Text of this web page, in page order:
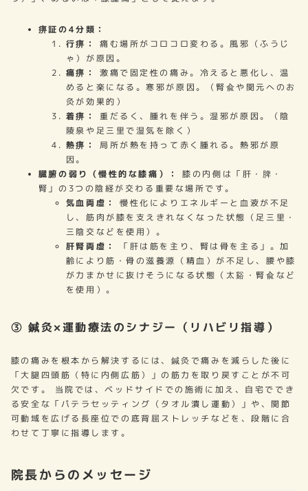
痹証の4分類：
行痹：
痛む場所がコロコロ変わる。風邪（ふうじ
ゃ）が原因。
痛痹：
激痛で固定性の痛み。冷えると悪化し、温
めると楽になる。寒邪が原因。（腎兪や関元へのお
灸が効果的）
着痹：
重だるく、腫れを伴う。湿邪が原因。（陰
陵泉や足三里で湿気を除く）
熱痹：
局所が熱を持って赤く腫れる。熱邪が原
因。
臓腑の弱り（慢性的な膝痛）：
膝の内側は「肝・脾・
腎」の3つの陰経が交わる重要な場所です。
気血両虚：
慢性化によりエネルギーと血液が不足
し、筋肉が膝を支えきれなくなった状態（足三里・
三陰交などを使用）。
肝腎両虚：
「肝は筋を主り、腎は骨を主る」。加
齢により筋・骨の滋養源（精血）が不足し、腰や膝
が力まかせに抜けそうになる状態（太谿・腎兪など
を使用）。
③ 鍼灸×運動療法のシナジー（リハビリ指導）
膝の痛みを根本から解決するには、鍼灸で痛みを減らした後に
「大腿四頭筋（特に内側広筋）」の筋力を取り戻すことが不可
欠です。 当院では、ベッドサイドでの施術に加え、自宅ででき
る安全な「パテラセッティング（タオル潰し運動）」や、関節
可動域を広げる長座位での底背屈ストレッチなどを、段階に合
わせて丁寧に指導します。
院長からのメッセージ